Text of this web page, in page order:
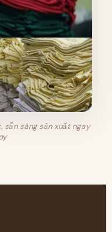
sẵn sàng sản xuất ngay